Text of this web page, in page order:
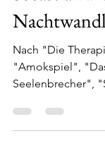
Sebastian
Nach "Die
"Amokspiel",
Seelenbrecher", "Splitter", "Mimik",der